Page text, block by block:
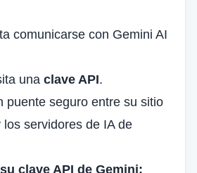
comunicarse con Gemini AI
una clave API.
puente seguro entre su sitio
servidores de IA de
clave API de Gemini: